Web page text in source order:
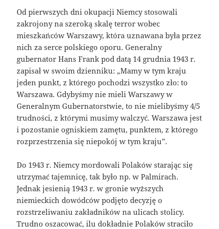
Od pierwszych dni okupacji Niemcy stosowali
zakrojony na szeroką skalę terror wobec
mieszkańców Warszawy, która uznawana była przez
nich za serce polskiego oporu. Generalny
gubernator Hans Frank pod datą 14 grudnia 1943 r.
zapisał w swoim dzienniku: „Mamy w tym kraju
jeden punkt, z którego pochodzi wszystko zło: to
Warszawa. Gdybyśmy nie mieli Warszawy w
Generalnym Gubernatorstwie, to nie mielibyśmy 4/5
trudności, z którymi musimy walczyć. Warszawa jest
i pozostanie ogniskiem zamętu, punktem, z którego
rozprzestrzenia się niepokój w tym kraju”.
Do 1943 r. Niemcy mordowali Polaków starając się
utrzymać tajemnicę, tak było np. w Palmirach.
Jednak jesienią 1943 r. w gronie wyższych
niemieckich dowódców podjęto decyzję o
rozstrzeliwaniu zakładników na ulicach stolicy.
Trudno oszacować, ilu dokładnie Polaków straciło